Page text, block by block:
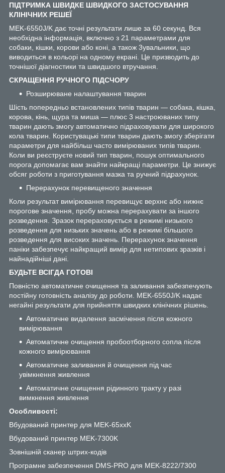
ПІДТРИМКА ШВИДКЕ ШВИДКОГО ЗАСТОСУВАННЯ
КЛІНІЧНИХ РЕШЕЇ
MEK-6550J/K дає точні результати лише за 60 секунд. Вся
необхідна інформація, включно з 21 параметрами для
собаки, кішки, корови або коні, а також 3увальники, що
виводиться в кольорі на одному екрані. Це призводить до
точнішої діагностики та швидшого втручання.
СКРАЩЕННЯ РУЧНОГО ПІДСЧОРУ
Розширюване налаштування тварин
Шість попередньо встановлених типів тварин — собака, кішка,
корова, кінь, щура та миша — плюс 3 настроюваних типу
тварин дають змогу автоматично підраховувати для широкого
кола тварин. Користувацькі типи тварин дають змогу зберігати
параметри для найбільш часто вимірюваних типів тварин.
Коли ви реєструєте новий тип тварин, пошук оптимального
порога допомагає вам знайти найкращі параметри. Це знижує
обсяг роботи з приготування мазка та ручний підрахунок.
Перерахунок перевищеного значення
Коли результат вимірювання перевищує верхнє або нижнє
порогове значення, пробу можна перерахувати за іншого
розведення. Зразок перераховується в режимі низького
розведення для низьких значень або в режимі більшого
розведення для високих значень. Перерахунок значення
паніки забезпечує найкращий вимір для нетипових зразків і
найнадійніші дані.
БУДЬТЕ ВСІГДА ГОТОВІ
Повністю автоматичне очищення та заливання забезпечують
постійну готовність аналізу до роботи. MEK-6550J/K надає
негайні результати для прийняття швидких клінічних рішень.
Автоматичне видалення засмічення після кожного
вимірювання
Автоматичне очищення пробоотборного сопла після
кожного вимірювання
Автоматичне заливання й очищення під час
увімкнення живлення
Автоматичне очищення рідинного тракту у разі
вимкнення живлення
Особливості:
Вбудований принтер для MEK-65xxK
Вбудований принтер MEK-7300K
Зовнішній сканер штрих-кодів
Програмне забезпечення DMS-PRO для MEK-8222/7300